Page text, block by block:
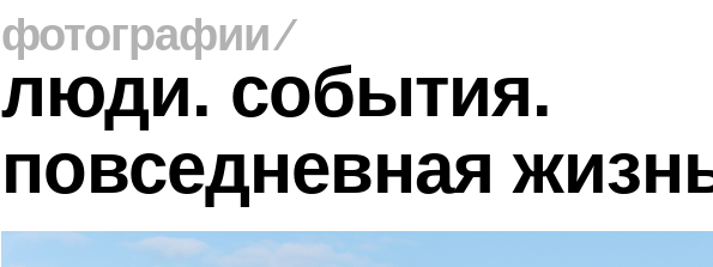
фотографии⁄
люди. события.
повседневная